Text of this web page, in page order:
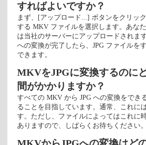
すればよいですか？
まず、[アップロード...] ボタンをクリッ
する MKV ファイルを選択します。あな
は当社のサーバーにアップロードされま
への変換が完了したら、JPG ファイルを
できます。
MKVをJPGに変換するのに
間がかかりますか？
すべての MKV から JPG への変換をでき
ることを目指しています。通常、これに
す。ただし、ファイルによってはこれに
ありますので、しばらくお待ちください。